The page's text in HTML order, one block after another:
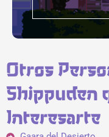
Otros
Shippuden
Interesarte